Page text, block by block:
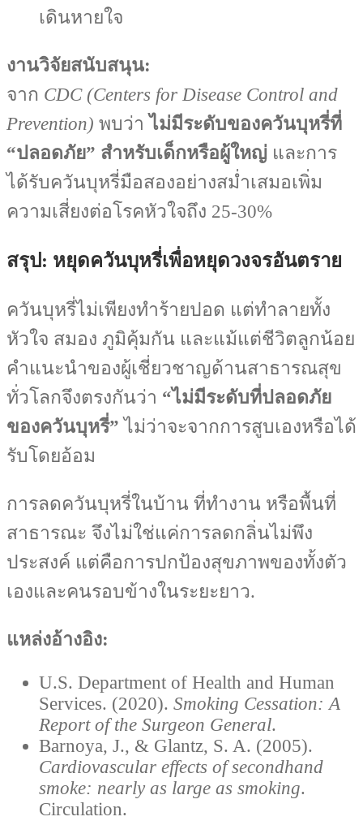
เดินหายใจ
งานวิจัยสนับสนุน:
จาก CDC (Centers for Disease Control and
Prevention) พบว่า ไม่มีระดับของควันบุหรี่ที่
“ปลอดภัย” สำหรับเด็กหรือผู้ใหญ่ และการ
ได้รับควันบุหรี่มือสองอย่างสม่ำเสมอเพิ่ม
ความเสี่ยงต่อโรคหัวใจถึง 25-30%
สรุป: หยุดควันบุหรี่เพื่อหยุดวงจรอันตราย
ควันบุหรี่ไม่เพียงทำร้ายปอด แต่ทำลายทั้ง
หัวใจ สมอง ภูมิคุ้มกัน และแม้แต่ชีวิตลูกน้อย
คำแนะนำของผู้เชี่ยวชาญด้านสาธารณสุข
ทั่วโลกจึงตรงกันว่า “ไม่มีระดับที่ปลอดภัย
ของควันบุหรี่” ไม่ว่าจะจากการสูบเองหรือได้
รับโดยอ้อม
การลดควันบุหรี่ในบ้าน ที่ทำงาน หรือพื้นที่
สาธารณะ จึงไม่ใช่แค่การลดกลิ่นไม่พึง
ประสงค์ แต่คือการปกป้องสุขภาพของทั้งตัว
เองและคนรอบข้างในระยะยาว.
แหล่งอ้างอิง:
U.S. Department of Health and Human
Services. (2020). Smoking Cessation: A
Report of the Surgeon General.
Barnoya, J., & Glantz, S. A. (2005).
Cardiovascular effects of secondhand
smoke: nearly as large as smoking.
Circulation.